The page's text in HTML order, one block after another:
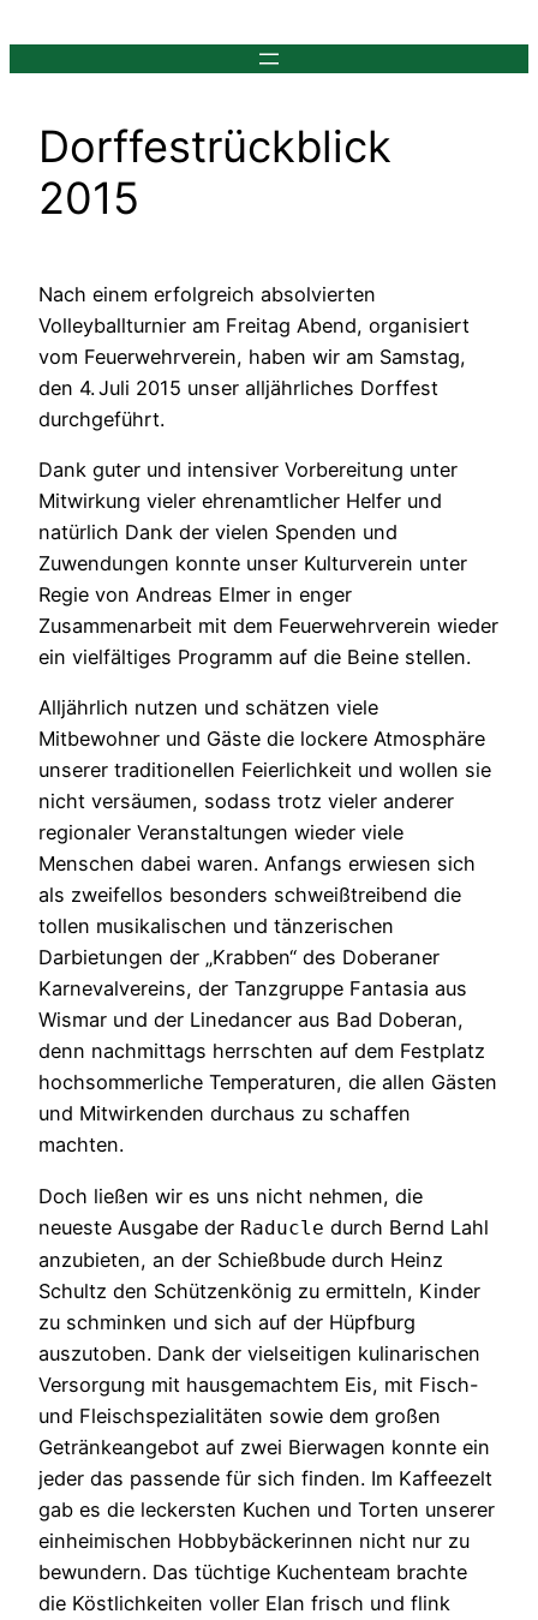
Dorffestrückblick
2015
Nach einem erfolgreich absolvierten
Volleyballturnier am Freitag Abend, organisiert
vom Feuerwehrverein, haben wir am Samstag,
den 4. Juli 2015 unser alljährliches Dorffest
durchgeführt.
Dank guter und intensiver Vorbereitung unter
Mitwirkung vieler ehrenamtlicher Helfer und
natürlich Dank der vielen Spenden und
Zuwendungen konnte unser Kulturverein unter
Regie von Andreas Elmer in enger
Zusammenarbeit mit dem Feuerwehrverein wieder
ein vielfältiges Programm auf die Beine stellen.
Alljährlich nutzen und schätzen viele
Mitbewohner und Gäste die lockere Atmosphäre
unserer traditionellen Feierlichkeit und wollen sie
nicht versäumen, sodass trotz vieler anderer
regionaler Veranstaltungen wieder viele
Menschen dabei waren. Anfangs erwiesen sich
als zweifellos besonders schweißtreibend die
tollen musikalischen und tänzerischen
Darbietungen der „Krabben“ des Doberaner
Karnevalvereins, der Tanzgruppe Fantasia aus
Wismar und der Linedancer aus Bad Doberan,
denn nachmittags herrschten auf dem Festplatz
hochsommerliche Temperaturen, die allen Gästen
und Mitwirkenden durchaus zu schaffen
machten.
Doch ließen wir es uns nicht nehmen, die
neueste Ausgabe der Raducle durch Bernd Lahl
anzubieten, an der Schießbude durch Heinz
Schultz den Schützenkönig zu ermitteln, Kinder
zu schminken und sich auf der Hüpfburg
auszutoben. Dank der vielseitigen kulinarischen
Versorgung mit hausgemachtem Eis, mit Fisch-
und Fleischspezialitäten sowie dem großen
Getränkeangebot auf zwei Bierwagen konnte ein
jeder das passende für sich finden. Im Kaffeezelt
gab es die leckersten Kuchen und Torten unserer
einheimischen Hobbybäckerinnen nicht nur zu
bewundern. Das tüchtige Kuchenteam brachte
die Köstlichkeiten voller Elan frisch und flink